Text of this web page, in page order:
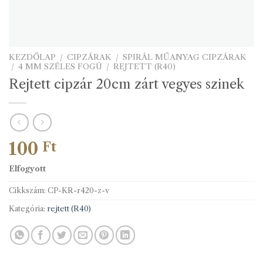
KEZDŐLAP / CIPZÁRAK / SPIRÁL MŰANYAG CIPZÁRAK
/ 4 MM SZÉLES FOGÚ / REJTETT (R40)
Rejtett cipzár 20cm zárt vegyes szinek
100 Ft
Elfogyott
Cikkszám: CP-KR-r420-z-v
Kategória: rejtett (R40)